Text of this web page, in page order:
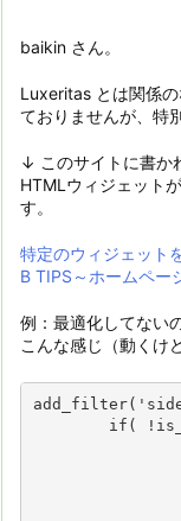
baikin さん。
Luxeritas とは関係
ておりませんが、特
↓ このサイトに書か
HTMLウィジェット
す。
特定のウィジェット
B TIPS～ホームペー
例：最適化してない
こんな感じ（動くけ